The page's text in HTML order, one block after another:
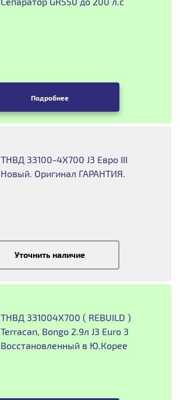
Подробнее
ТНВД 33100-4X700 J3 Евро III
Новый. Оригинал ГАРАНТИЯ.
Уточнить наличие
ТНВД 331004X700 ( REBUILD )
Terracan, Bongo 2.9л J3 Euro 3
Восстановленный в Ю.Корее